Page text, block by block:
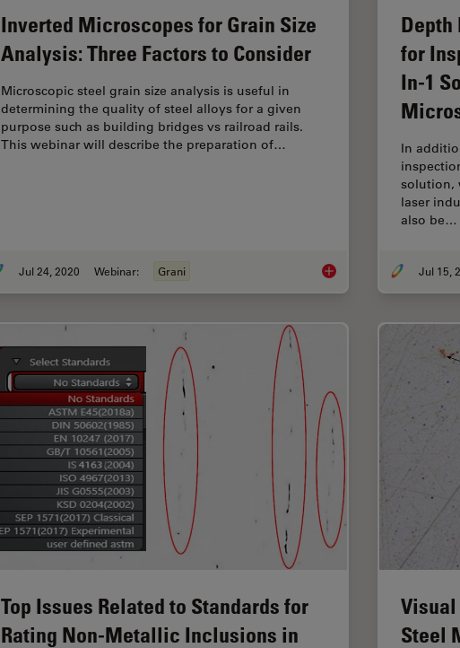
Inverted Microscopes for Grain Size
Analysis: Three Factors to Consider
Microscopic steel grain size analysis is useful in
determining the quality of steel alloys for a given
purpose such as building bridges vs railroad rails.
This webinar will describe the preparation of…
Jul 24, 2020 Webinar: Grani Inverted Microscopes for
Depth
for
In-1
In
solution,
laser
also be…
Jul 15,
Top Issues Related to Standards for
Rating Non-Metallic Inclusions in
Steel